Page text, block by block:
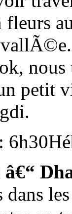
nous
petit
6h30